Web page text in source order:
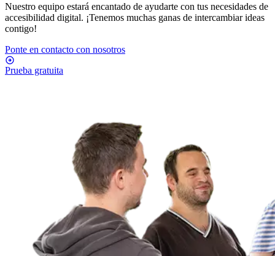
Nuestro equipo estará encantado de ayudarte con tus necesidades de
accesibilidad digital. ¡Tenemos muchas ganas de intercambiar ideas
contigo!
Ponte en contacto con nosotros
Prueba gratuita